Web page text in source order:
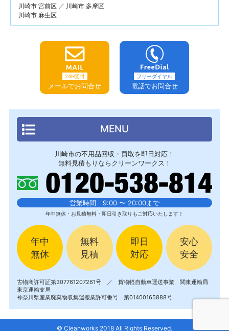
川崎市 宮前区 ／ 川崎市 多摩区
川崎市 麻生区
24H受付
メールでお問合せ
フリーダイヤル
電話でお問合せ
MENU
川崎市の不用品回収・買取を即日対応！
無料見積もりならクリーンワークス！
営業時間 9:00 〜 20:00まで
年中無休・お見積無料・即日引き取りもご対応いたします！
年中
無休
無料
見積
即日
対応
安心
安全
古物商許可証第307761207261号 ／ 貨物軽自動車運送事業 関東運輸局
東京運輸支局
神奈川県産業廃棄物収集運搬業許可番号 第01400165888号
© Cleanworks 2018 All Rights Reserved.